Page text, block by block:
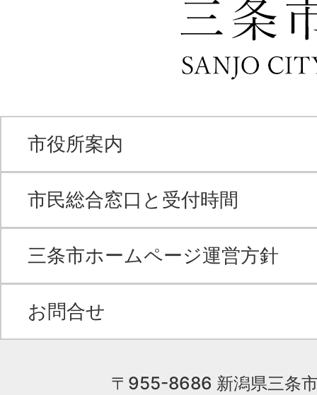
市役所案内
市民総合窓口と受付時間
三条市ホームページ運営方針
お問合せ
〒955-8686 新潟県三条